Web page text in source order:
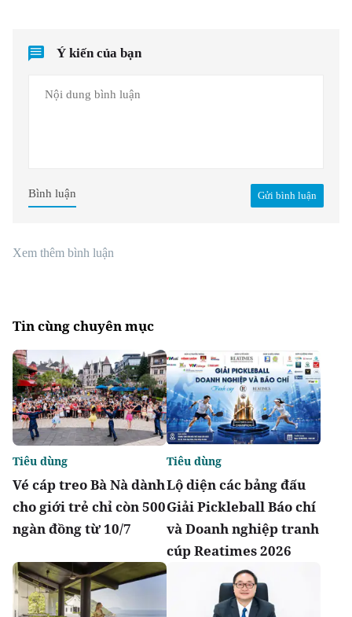
Ý kiến của bạn
Gửi bình luận
Bình luận
Xem thêm bình luận
Tin cùng chuyên mục
Vé cáp treo Bà Nà dành
cho giới trẻ chỉ còn 500
ngàn đồng từ 10/7
Tiêu dùng
Lộ diện các bảng đấu
Giải Pickleball Báo chí
và Doanh nghiệp tranh
cúp Reatimes 2026
Tiêu dùng